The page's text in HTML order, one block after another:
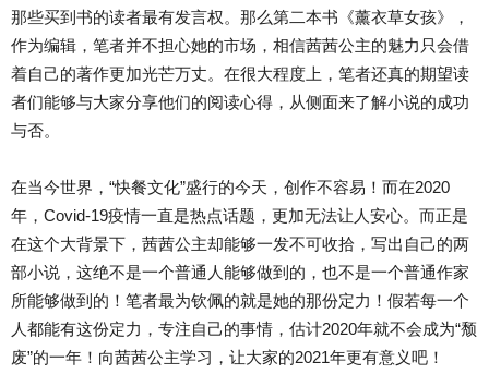
那些买到书的读者最有发言权。那么第二本书《薰衣草女孩》，
作为编辑，笔者并不担心她的市场，相信茜茜公主的魅力只会借
着自己的著作更加光芒万丈。在很大程度上，笔者还真的期望读
者们能够与大家分享他们的阅读心得，从侧面来了解小说的成功
与否。
在当今世界，“快餐文化”盛行的今天，创作不容易！而在2020
年，Covid-19疫情一直是热点话题，更加无法让人安心。而正是
在这个大背景下，茜茜公主却能够一发不可收拾，写出自己的两
部小说，这绝不是一个普通人能够做到的，也不是一个普通作家
所能够做到的！笔者最为钦佩的就是她的那份定力！假若每一个
人都能有这份定力，专注自己的事情，估计2020年就不会成为“颓
废”的一年！向茜茜公主学习，让大家的2021年更有意义吧！